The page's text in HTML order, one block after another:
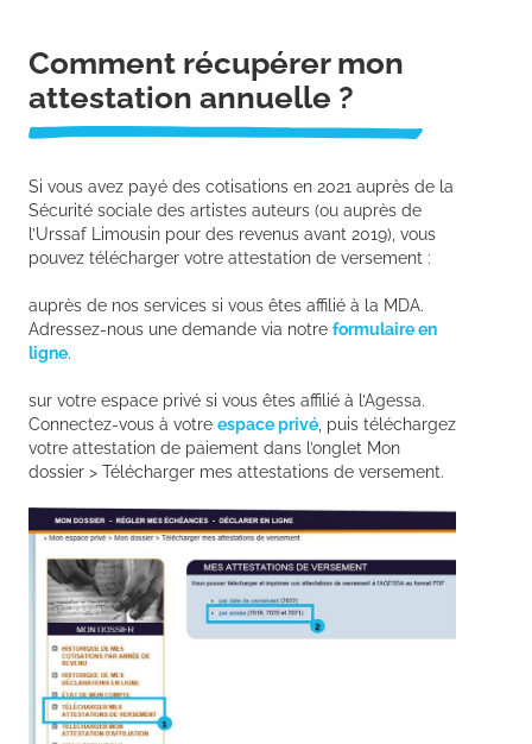
Comment récupérer mon
attestation annuelle ?
Si vous avez payé des cotisations en 2021 auprès de la
Sécurité sociale des artistes auteurs (ou auprès de
l’Urssaf Limousin pour des revenus avant 2019), vous
pouvez télécharger votre attestation de versement :
auprès de nos services si vous êtes affilié à la MDA.
Adressez-nous une demande via notre formulaire en
ligne.
sur votre espace privé si vous êtes affilié à l’Agessa.
Connectez-vous à votre espace privé , puis téléchargez
votre attestation de paiement dans l’onglet Mon
dossier > Télécharger mes attestations de versement.